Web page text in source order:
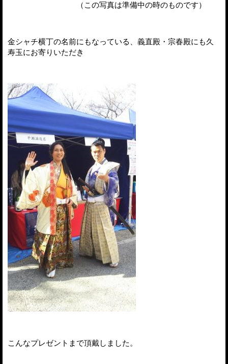
（この写真は準備中の時のものです）
金シャチ横丁の名前にもなっている、義直殿・宗春殿にも久
寿玉にお寄りいただき
こんなプレゼントまで頂戴しました。